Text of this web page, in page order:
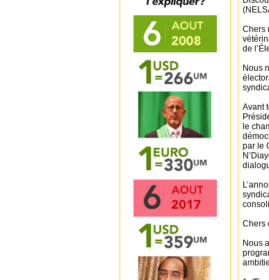
Chers
de
Nous
Avant
le
par le
Chers
Nous